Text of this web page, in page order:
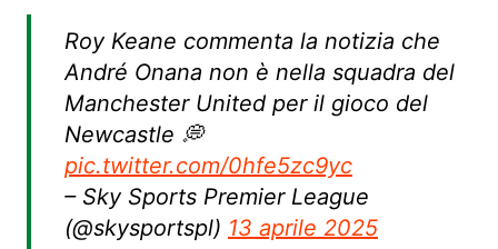
Roy Keane commenta la notizia che
André Onana non è nella squadra del
Manchester United per il gioco del
Newcastle 💭
pic.twitter.com/0hfe5zc9yc
– Sky Sports Premier League
(@skysportspl) 13 aprile 2025